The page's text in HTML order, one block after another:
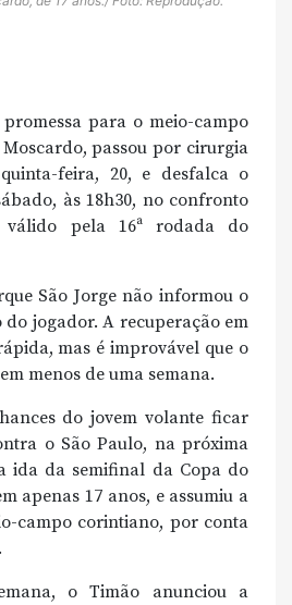
promessa para o meio-campo
passou por cirurgia
feira, 20, e desfalca o
às 18h30, no confronto
pela 16ª rodada do
São Jorge não informou o
jogador. A recuperação em
mas é improvável que o
menos de uma semana.
do jovem volante ficar
o São Paulo, na próxima
ida da semifinal da Copa do
apenas 17 anos, e assumiu a
campo corintiano, por conta
o Timão anunciou a